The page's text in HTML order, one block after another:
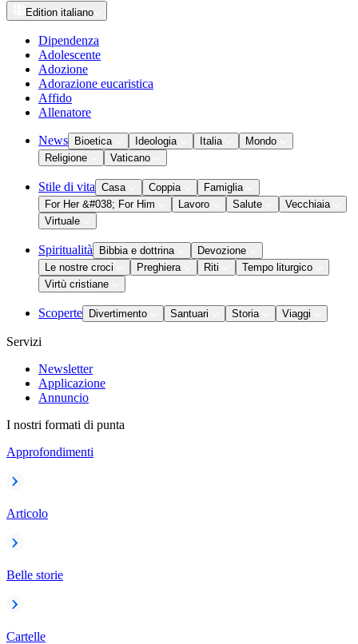
Edition italiano
Dipendenza
Adolescente
Adozione
Adorazione eucaristica
Affido
Allenatore
News Bioetica Ideologia Italia
Mondo
Religione
Vaticano
Stile di vita Casa Coppia
Famiglia
For Her &#038; For Him
Lavoro Salute
Vecchiaia
Virtuale
Spiritualità Bibbia e dottrina
Devozione
Le nostre croci
Preghiera Riti
Tempo liturgico
Virtù cristiane
Scoperte Divertimento Santuari Storia Viaggi
Servizi
Newsletter
Applicazione
Annuncio
I nostri formati di punta
Approfondimenti
Articolo
Belle storie
Cartelle